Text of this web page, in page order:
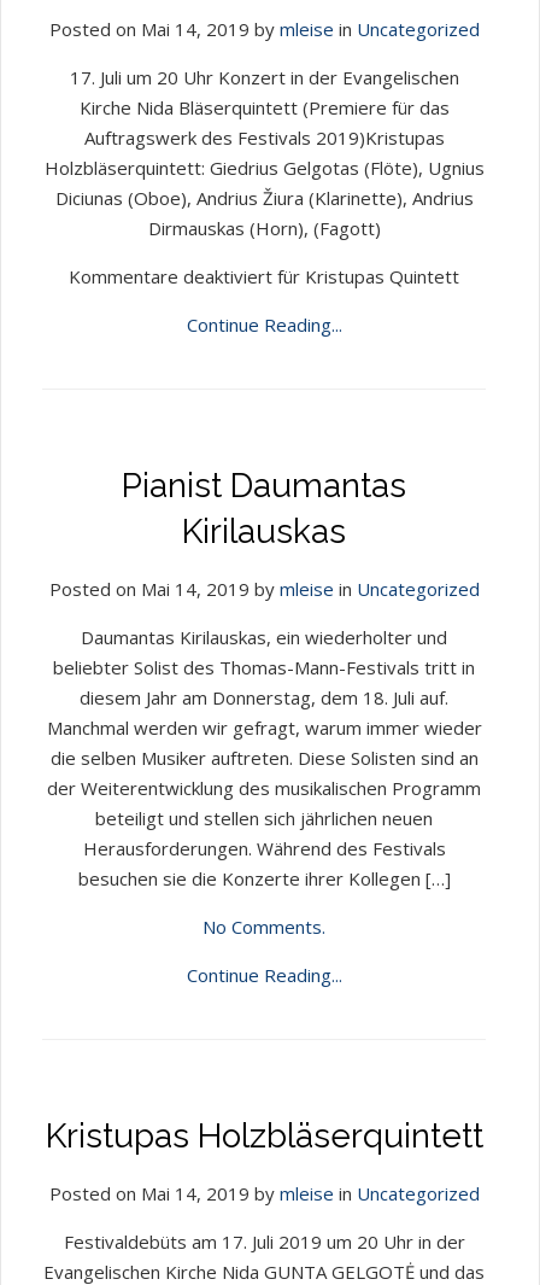
Posted on Mai 14, 2019 by mleise in Uncategorized
17. Juli um 20 Uhr Konzert in der Evangelischen
Kirche Nida Bläserquintett (Premiere für das
Auftragswerk des Festivals 2019)Kristupas
Holzbläserquintett: Giedrius Gelgotas (Flöte), Ugnius
Diciunas (Oboe), Andrius Žiura (Klarinette), Andrius
Dirmauskas (Horn), (Fagott)
Kommentare deaktiviert für Kristupas Quintett
Continue Reading...
Pianist Daumantas
Kirilauskas
Posted on Mai 14, 2019 by mleise in Uncategorized
Daumantas Kirilauskas, ein wiederholter und
beliebter Solist des Thomas-Mann-Festivals tritt in
diesem Jahr am Donnerstag, dem 18. Juli auf.
Manchmal werden wir gefragt, warum immer wieder
die selben Musiker auftreten. Diese Solisten sind an
der Weiterentwicklung des musikalischen Programm
beteiligt und stellen sich jährlichen neuen
Herausforderungen. Während des Festivals
besuchen sie die Konzerte ihrer Kollegen […]
No Comments.
Continue Reading...
Kristupas Holzbläserquintett
Posted on Mai 14, 2019 by mleise in Uncategorized
Festivaldebüts am 17. Juli 2019 um 20 Uhr in der
Evangelischen Kirche Nida GUNTA GELGOTĖ und das